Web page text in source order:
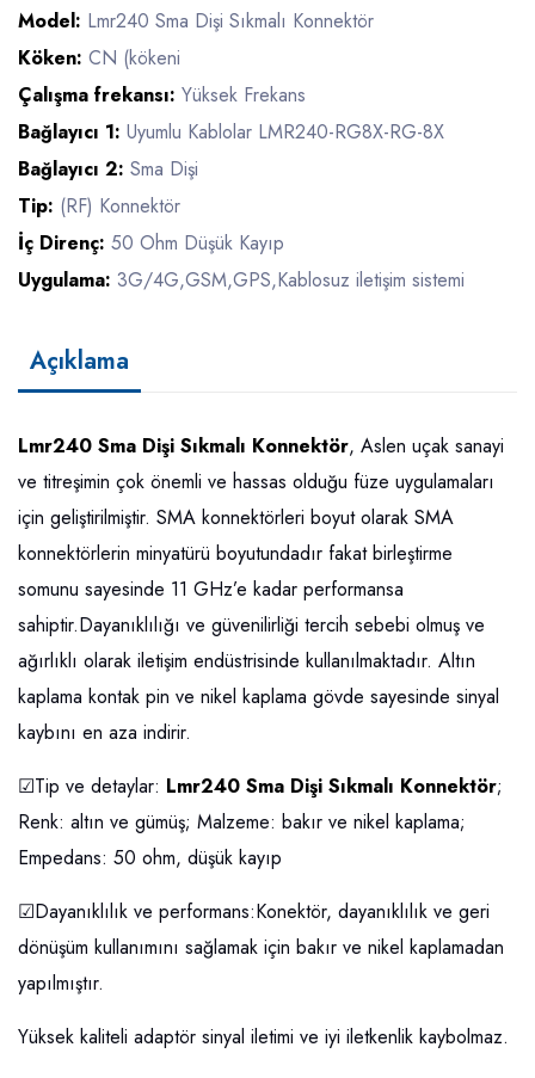
Model: Lmr240 Sma Dişi Sıkmalı Konnektör
Köken: CN (kökeni
Çalışma frekansı: Yüksek Frekans
Bağlayıcı 1: Uyumlu Kablolar LMR240-RG8X-RG-8X
Bağlayıcı 2: Sma Dişi
Tip: (RF) Konnektör
İç Direnç: 50 Ohm Düşük Kayıp
Uygulama: 3G/4G,GSM,GPS,Kablosuz iletişim sistemi
Açıklama
Lmr240 Sma Dişi Sıkmalı Konnektör, Aslen uçak sanayi
ve titreşimin çok önemli ve hassas olduğu füze uygulamaları
için geliştirilmiştir. SMA konnektörleri boyut olarak SMA
konnektörlerin minyatürü boyutundadır fakat birleştirme
somunu sayesinde 11 GHz’e kadar performansa
sahiptir.Dayanıklılığı ve güvenilirliği tercih sebebi olmuş ve
ağırlıklı olarak iletişim endüstrisinde kullanılmaktadır. Altın
kaplama kontak pin ve nikel kaplama gövde sayesinde sinyal
kaybını en aza indirir.
☑Tip ve detaylar: Lmr240 Sma Dişi Sıkmalı Konnektör;
Renk: altın ve gümüş; Malzeme: bakır ve nikel kaplama;
Empedans: 50 ohm, düşük kayıp
☑Dayanıklılık ve performans:Konektör, dayanıklılık ve geri
dönüşüm kullanımını sağlamak için bakır ve nikel kaplamadan
yapılmıştır.
Yüksek kaliteli adaptör sinyal iletimi ve iyi iletkenlik kaybolmaz.